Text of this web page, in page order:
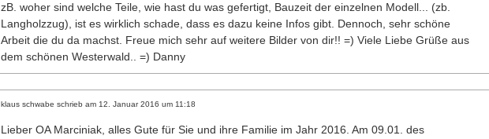
zB. woher sind welche Teile, wie hast du was gefertigt, Bauzeit der einzelnen Modell... (zb.
Langholzzug), ist es wirklich schade, dass es dazu keine Infos gibt. Dennoch, sehr schöne
Arbeit die du da machst. Freue mich sehr auf weitere Bilder von dir!! =) Viele Liebe Grüße aus
dem schönen Westerwald.. =) Danny
klaus schwabe schrieb am 12. Januar 2016 um 11:18
Lieber OA Marciniak, alles Gute für Sie und ihre Familie im Jahr 2016. Am 09.01. des